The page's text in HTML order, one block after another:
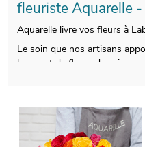
fleuriste Aquarelle -
Aquarelle livre vos fleurs à
Le soin que nos artisans
bouquet de fleurs de saison
votre composition florale.
pris en photo. Nous vous
photographie de manière à